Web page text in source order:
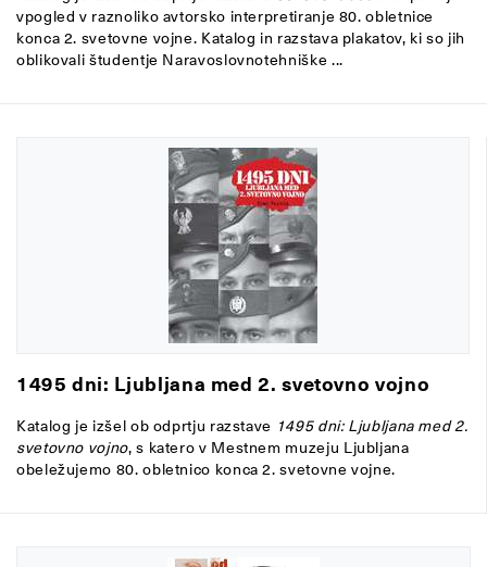
vpogled v raznoliko avtorsko interpretiranje 80. obletnice
konca 2. svetovne vojne. Katalog in razstava plakatov, ki so jih
oblikovali študentje Naravoslovnotehniške ...
1495 dni: Ljubljana med 2. svetovno vojno
Katalog je izšel ob odprtju razstave 1495 dni: Ljubljana med 2.
svetovno vojno, s katero v Mestnem muzeju Ljubljana
obeležujemo 80. obletnico konca 2. svetovne vojne.